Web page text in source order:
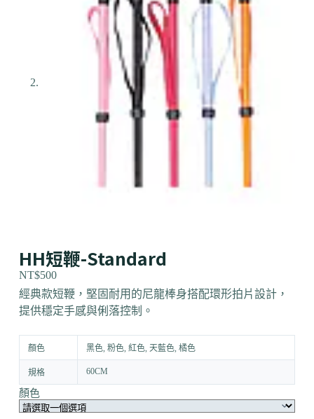
HH短鞭-Standard
NT$500
經典款短鞭，堅固耐用的尼龍棒身搭配環形拍片設計，
提供穩定手感與俐落控制。
顏色 黑色, 粉色, 紅色, 天藍色, 橘色
規格 60CM
顏色